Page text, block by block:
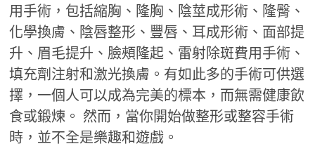
用手術，包括縮胸、隆胸、陰莖成形術、隆臀、
化學換膚、陰唇整形、豐唇、耳成形術、面部提
升、眉毛提升、臉頰隆起、雷射除斑費用手術、
填充劑注射和激光換膚。有如此多的手術可供選
擇，一個人可以成為完美的標本，而無需健康飲
食或鍛煉。 然而，當你開始做整形或整容手術
時，並不全是樂趣和遊戲。